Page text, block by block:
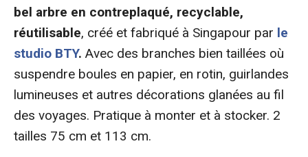
bel arbre en contreplaqué, recyclable,
réutilisable, créé et fabriqué à Singapour par le
studio BTY. Avec des branches bien taillées où
suspendre boules en papier, en rotin, guirlandes
lumineuses et autres décorations glanées au fil
des voyages. Pratique à monter et à stocker. 2
tailles 75 cm et 113 cm.